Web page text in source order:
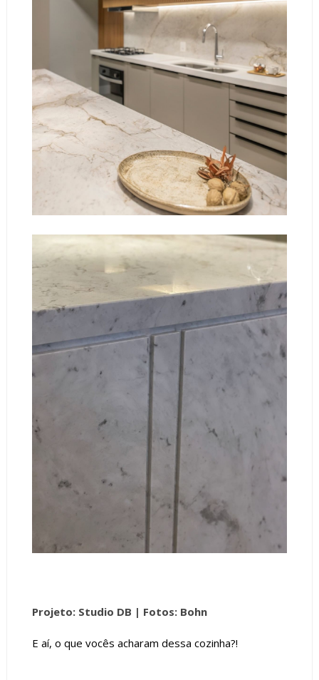
Projeto: Studio DB | Fotos: Bohn
E aí, o que vocês acharam dessa cozinha?!